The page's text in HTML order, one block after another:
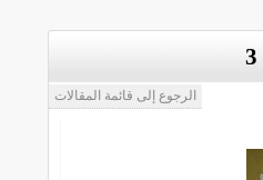
الرجوع إلى قائمة المقالات